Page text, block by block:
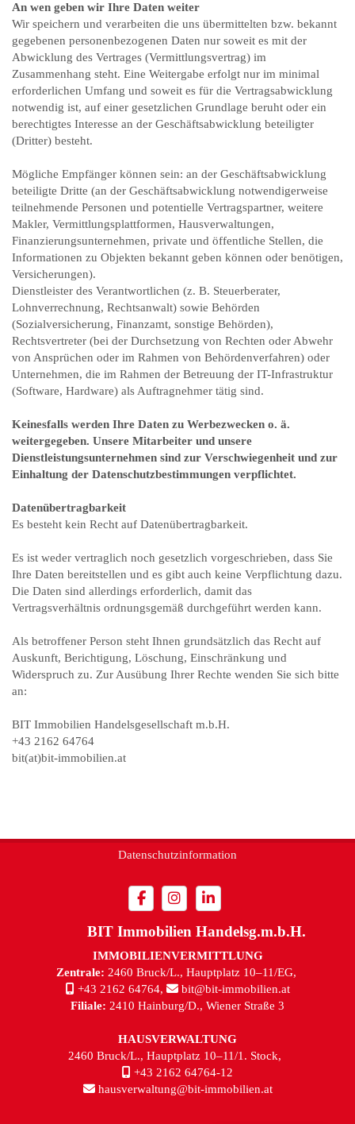
An wen geben wir Ihre Daten weiter
Wir speichern und verarbeiten die uns übermittelten bzw. bekannt
gegebenen personenbezogenen Daten nur soweit es mit der
Abwicklung des Vertrages (Vermittlungsvertrag) im
Zusammenhang steht. Eine Weitergabe erfolgt nur im minimal
erforderlichen Umfang und soweit es für die Vertragsabwicklung
notwendig ist, auf einer gesetzlichen Grundlage beruht oder ein
berechtigtes Interesse an der Geschäftsabwicklung beteiligter
(Dritter) besteht.
Mögliche Empfänger können sein: an der Geschäftsabwicklung
beteiligte Dritte (an der Geschäftsabwicklung notwendigerweise
teilnehmende Personen und potentielle Vertragspartner, weitere
Makler, Vermittlungsplattformen, Hausverwaltungen,
Finanzierungsunternehmen, private und öffentliche Stellen, die
Informationen zu Objekten bekannt geben können oder benötigen,
Versicherungen).
Dienstleister des Verantwortlichen (z. B. Steuerberater,
Lohnverrechnung, Rechtsanwalt) sowie Behörden
(Sozialversicherung, Finanzamt, sonstige Behörden),
Rechtsvertreter (bei der Durchsetzung von Rechten oder Abwehr
von Ansprüchen oder im Rahmen von Behördenverfahren) oder
Unternehmen, die im Rahmen der Betreuung der IT-Infrastruktur
(Software, Hardware) als Auftragnehmer tätig sind.
Keinesfalls werden Ihre Daten zu Werbezwecken o. ä.
weitergegeben. Unsere Mitarbeiter und unsere
Dienstleistungsunternehmen sind zur Verschwiegenheit und zur
Einhaltung der Datenschutzbestimmungen verpflichtet.
Datenübertragbarkeit
Es besteht kein Recht auf Datenübertragbarkeit.
Es ist weder vertraglich noch gesetzlich vorgeschrieben, dass Sie
Ihre Daten bereitstellen und es gibt auch keine Verpflichtung dazu.
Die Daten sind allerdings erforderlich, damit das
Vertragsverhältnis ordnungsgemäß durchgeführt werden kann.
Als betroffener Person steht Ihnen grundsätzlich das Recht auf
Auskunft, Berichtigung, Löschung, Einschränkung und
Widerspruch zu. Zur Ausübung Ihrer Rechte wenden Sie sich bitte
an:
BIT Immobilien Handelsgesellschaft m.b.H.
+43 2162 64764
bit(at)bit-immobilien.at
Datenschutzinformation
BIT Immobilien Handelsg.m.b.H.
IMMOBILIENVERMITTLUNG
Zentrale: 2460 Bruck/L., Hauptplatz 10–11/EG,
+43 2162 64764,
bit@bit-immobilien.at
Filiale: 2410 Hainburg/D., Wiener Straße 3
HAUSVERWALTUNG
2460 Bruck/L., Hauptplatz 10–11/1. Stock,
+43 2162 64764-12
hausverwaltung@bit-immobilien.at